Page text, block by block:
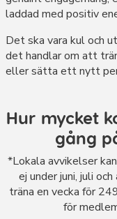
laddad med positiv
Det ska vara kul och
det handlar om att
eller sätta ett nytt
Hur mycket
gång
*Lokala avvikelser
ej under juni, juli
träna en vecka för
för